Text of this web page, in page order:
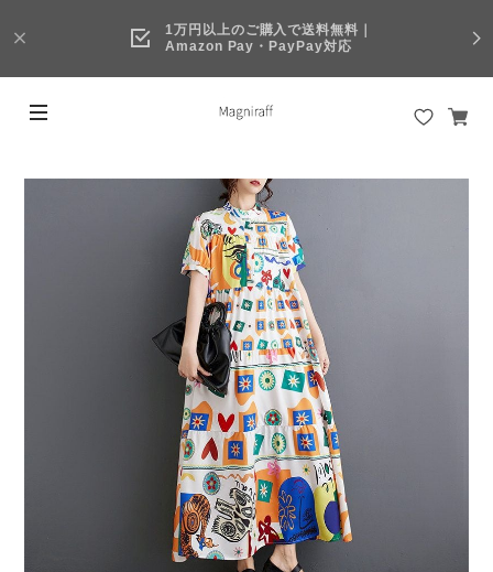
1万円以上のご購入で送料無料｜
Amazon Pay・PayPay対応